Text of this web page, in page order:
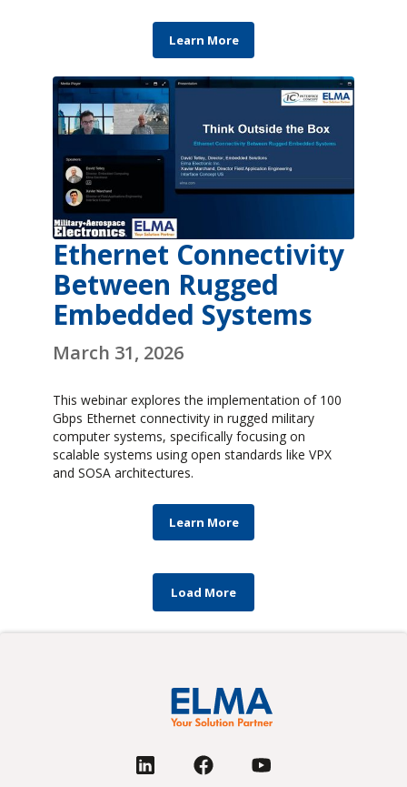
Learn More
Ethernet Connectivity
Between Rugged
Embedded Systems
March 31, 2026
This webinar explores the implementation of 100
Gbps Ethernet connectivity in rugged military
computer systems, specifically focusing on
scalable systems using open standards like VPX
and SOSA architectures.
Learn More
Load More